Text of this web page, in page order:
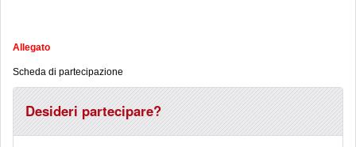
Allegato
Scheda di partecipazione
Desideri partecipare?